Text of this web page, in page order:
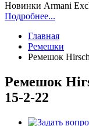
Новинки Armani
Подробнее...
Главная
Ремешки
Ремешок
Ремешок
15-2-22